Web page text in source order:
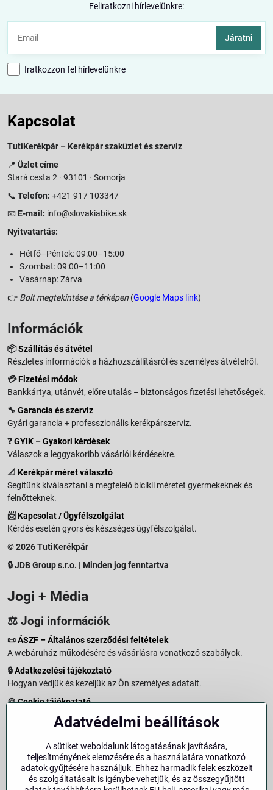
Feliratkozni hírlevelünkre:
Járatni
Iratkozzon fel hírlevelünkre
Kapcsolat
TutiKerékpár – Kerékpár szaküzlet és szerviz
📍 Üzlet címe
Stará cesta 2 · 93101 · Somorja
📞 Telefon: +421 917 103347
📧 E-mail: info@slovakiabike.sk
Nyitvatartás:
Hétfő–Péntek: 09:00–15:00
Szombat: 09:00–11:00
Vasárnap: Zárva
👉 Bolt megtekintése a térképen (Google Maps link)
Információk
📦Szállítás és átvétel
Részletes információk a házhozszállításról és személyes átvételről.
💳Fizetési módok
Bankkártya, utánvét, előre utalás – biztonságos fizetési lehetőségek.
🔧 Garancia és szerviz
Gyári garancia + professzionális kerékpárszerviz.
❓GYIK – Gyakori kérdések
Válaszok a leggyakoribb vásárlói kérdésekre.
📐 Kerékpár méret választó
Segítünk kiválasztani a megfelelő bicikli méretet gyermekeknek és
felnőtteknek.
📨Kapcsolat / Ügyfélszolgálat
Kérdés esetén gyors és készséges ügyfélszolgálat.
© 2026 TutiKerékpár
🔒 JDB Group s.r.o. | Minden jog fenntartva
Jogi + Média
⚖️ Jogi információk
📜ÁSZF – Általános szerződési feltételek
A webáruház működésére és vásárlásra vonatkozó szabályok.
🔒Adatkezelési tájékoztató
Hogyan védjük és kezeljük az Ön személyes adatait.
🍪Cookie tájékoztató
A weboldalon használt sütikről és adatkezelésről.
Vásárlástól való elállás menete és feltételei.
Elállás a szerződéstől
Impresszum
Adatvédelmi beállítások
A sütiket weboldalunk látogatásának javítására,
teljesítményének elemzésére és a használatára vonatkozó
adatok gyűjtésére használjuk. Ehhez harmadik felek eszközeit
és szolgáltatásait is igénybe vehetjük, és az összegyűjtött